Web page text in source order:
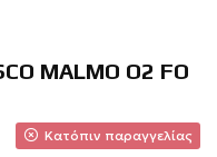
MALMO O2 FO
Κατόπιν παραγγελίας